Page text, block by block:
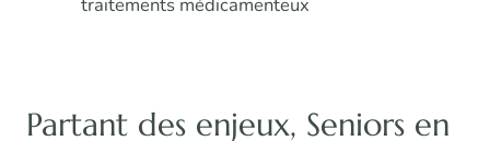
Partant des enjeux, Seniors en